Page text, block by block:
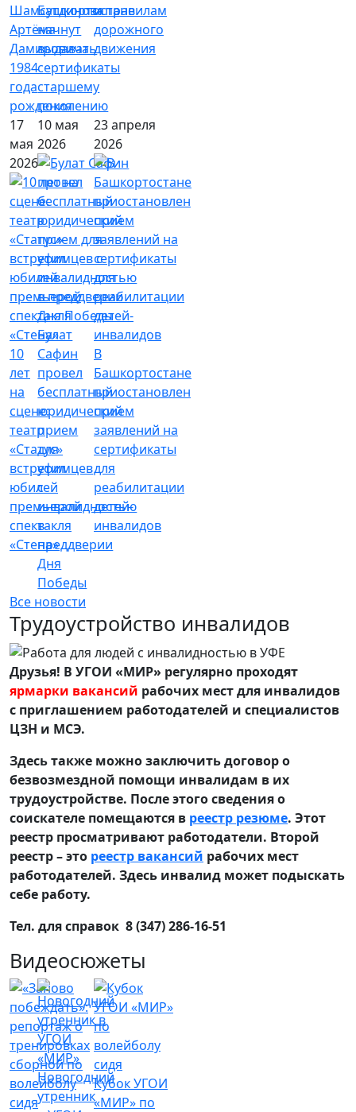
Шамсутдинова
Артёма
Дамировича
1984
года
рождения
Башкортостане
начнут
выдавать
сертификаты
старшему
поколению
и правилам
дорожного
движения
17
мая
2026
10
лет
на
сцене:
театр
«Статус»
встретил
юбилей
премьерой
спектакля
«Стена»
10 мая
2026
Булат
Сафин
провел
бесплатный
юридический
прием
для
уфимцев
с
инвалидностью
в
преддверии
Дня
Победы
23 апреля
2026
В
Башкортостане
приостановлен
прием
заявлений на
сертификаты
для
реабилитации
детей-
инвалидов
Все новости
Трудоустройство инвалидов
Друзья! В УГОИ «МИР» регулярно проходят
ярмарки вакансий рабочих мест для инвалидов
с приглашением работодателей и специалистов
ЦЗН и МСЭ.
Здесь также можно заключить договор о
безвозмездной помощи инвалидам в их
трудоустройстве. После этого сведения о
соискателе помещаются в реестр резюме. Этот
реестр просматривают работодатели. Второй
реестр – это реестр вакансий рабочих мест
работодателей. Здесь инвалид может подыскать
себе работу.
Тел. для справок 8 (347) 286-16-51
Видеосюжеты
Новогодний
утренник
Кубок УГОИ
«МИР» по